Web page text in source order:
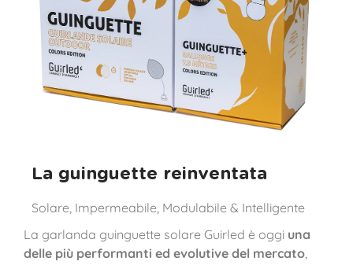
La guinguette reinventata
Solare, Impermeabile, Modulabile & Intelligente
La garlanda guinguette solare Guirled è oggi una
delle più performanti ed evolutive del mercato,